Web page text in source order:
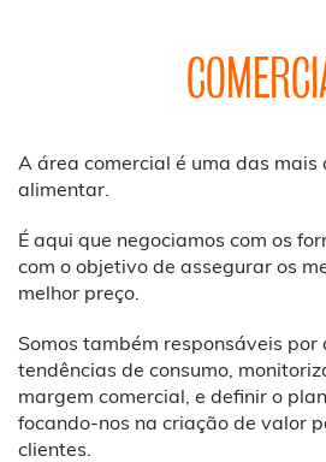
A área comercial é uma das
alimentar.
É aqui que negociamos com os
com o objetivo de assegurar os
melhor preço.
Somos também responsáveis por
tendências de consumo,
margem comercial, e definir o
focando-nos na criação de valor
clientes.